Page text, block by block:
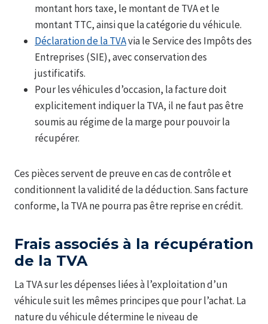
montant hors taxe, le montant de TVA et le
montant TTC, ainsi que la catégorie du véhicule.
Déclaration de la TVAvia le Service des Impôts des
Entreprises (SIE), avec conservation des
justificatifs.
Pour les véhicules d’occasion, la facture doit
explicitement indiquer la TVA, il ne faut pas être
soumis au régime de la marge pour pouvoir la
récupérer.
Ces pièces servent de preuve en cas de contrôle et
conditionnent la validité de la déduction. Sans facture
conforme, la TVA ne pourra pas être reprise en crédit.
Frais associés à la récupération
de la TVA
La TVA sur les dépenses liées à l’exploitation d’un
véhicule suit les mêmes principes que pour l’achat. La
nature du véhicule détermine le niveau de